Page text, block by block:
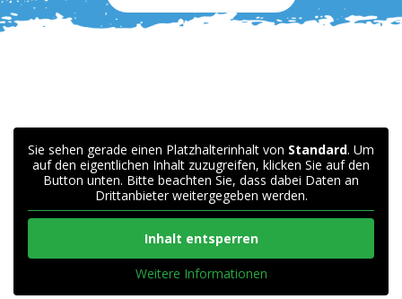
Sie sehen gerade einen Platzhalterinhalt von Standard. Um
auf den eigentlichen Inhalt zuzugreifen, klicken Sie auf den
Button unten. Bitte beachten Sie, dass dabei Daten an
Drittanbieter weitergegeben werden.
Inhalt entsperren
Weitere Informationen